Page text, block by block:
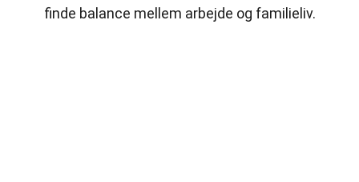
finde balance mellem arbejde og familieliv.